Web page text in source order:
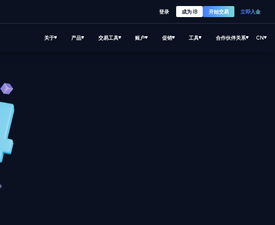
登录 成为 IB 开始交易 立即入金
关于 产品 交易工具 账户 促销 工具 合作伙伴关系 CN